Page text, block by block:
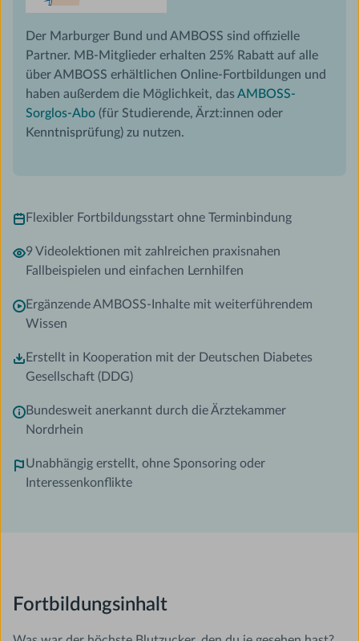
Der Marburger Bund und AMBOSS sind offizielle
Partner. MB-Mitglieder erhalten 25% Rabatt auf alle
über AMBOSS erhältlichen Online-Fortbildungen und
haben außerdem die Möglichkeit, dasAMBOSS-
Sorglos-Abo (für Studierende, Ärzt:innen oder
Kenntnisprüfung) zu nutzen.
Flexibler Fortbildungsstart ohne Terminbindung
9 Videolektionen mit zahlreichen praxisnahen
Fallbeispielen und einfachen Lernhilfen
Ergänzende AMBOSS-Inhalte mit weiterführendem
Wissen
Erstellt in Kooperation mit der Deutschen Diabetes
Gesellschaft (DDG)
Bundesweit anerkannt durch die Ärztekammer
Nordrhein
Unabhängig erstellt, ohne Sponsoring oder
Interessenkonflikte
Fortbildungsinhalt